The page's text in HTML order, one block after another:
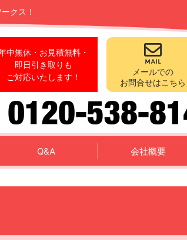
クス！
中無休・お見積無料・
即日引き取りも
ご対応いたします！
メールでの
お問合せはこちら
Q&A 会社概要